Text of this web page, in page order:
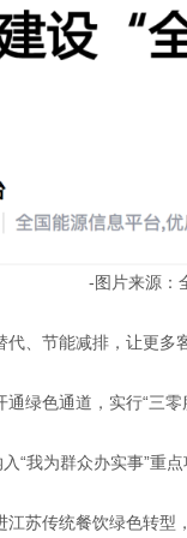
-图片来源：
、节能减排，让更多
绿色通道，实行“三零
“我为群众办实事”重
苏传统餐饮绿色转型